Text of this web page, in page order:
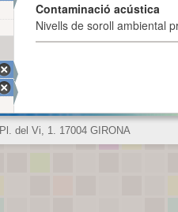
Contaminació acústica
Nivells de soroll ambiental
Pl. del Vi, 1. 17004 GIRONA